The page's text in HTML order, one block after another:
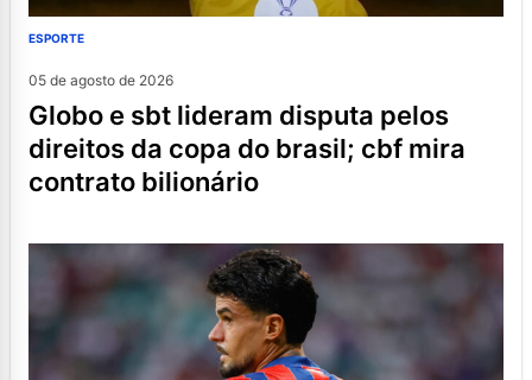
ESPORTE
05 de agosto de 2026
globo e sbt lideram disputa pelos
direitos da copa do brasil; cbf mira
contrato bilionário